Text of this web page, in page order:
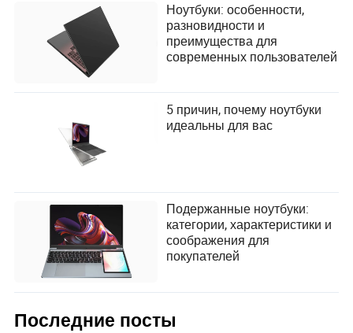
Ноутбуки: особенности,
разновидности и
преимущества для
современных пользователей
5 причин, почему ноутбуки
идеальны для вас
Подержанные ноутбуки:
категории, характеристики и
соображения для
покупателей
Последние посты